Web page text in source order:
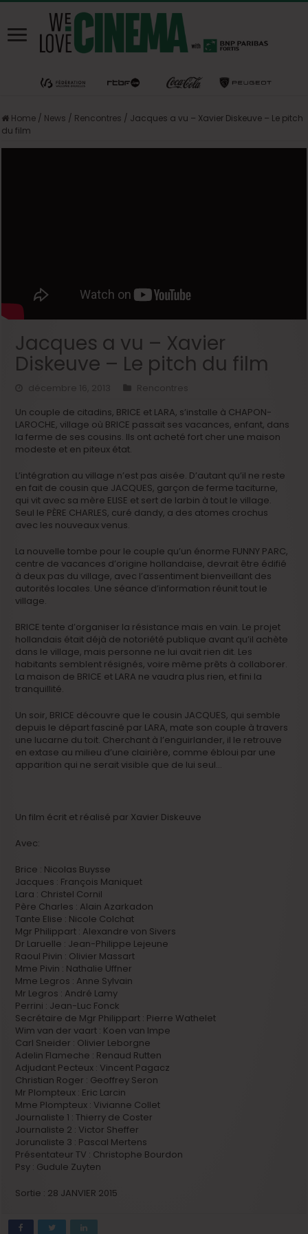
Home / News / Rencontres / Jacques a vu – Xavier Diskeuve – Le pitch
du film
Jacques a vu – Xavier
Diskeuve – Le pitch du film
décembre 16, 2013
Rencontres
Un couple de citadins, BRICE et LARA, s’installe à CHAPON-
LAROCHE, village où BRICE passait ses vacances, enfant, dans
la ferme de ses cousins. Ils ont acheté fort cher une maison
modeste et en piteux état.
L’intégration au village n’est pas aisée. D’autant qu’il ne reste
en fait de cousin que JACQUES, garçon de ferme taciturne,
qui vit avec sa mère ELISE et sert de larbin à tout le village.
Seul le PÈRE CHARLES, curé dandy, a des atomes crochus
avec les nouveaux venus.
La nouvelle tombe pour le couple qu’un énorme FUNNY PARC,
centre de vacances d’origine hollandaise, devrait être édifié
à deux pas du village, avec l’assentiment bienveillant des
autorités locales. Une séance d’information réunit tout le
village.
BRICE tente d’organiser la résistance mais en vain. Le projet
hollandais était déjà de notoriété publique avant qu’il achète
dans le village, mais personne ne lui avait rien dit. Les
habitants semblent résignés, voire même prêts à collaborer.
La maison de BRICE et LARA ne vaudra plus rien, et fini la
tranquillité.
Un soir, BRICE découvre que le cousin JACQUES, qui semble
depuis le départ fasciné par LARA, mate son couple à travers
une lucarne du toit. Cherchant à l’enguirlander, il le retrouve
en extase au milieu d’une clairière, comme ébloui par une
apparition qui ne serait visible que de lui seul…
Un film écrit et réalisé par Xavier Diskeuve
Avec:
Brice : Nicolas Buysse
Jacques : François Maniquet
Lara : Christel Cornil
Père Charles : Alain Azarkadon
Tante Elise : Nicole Colchat
Mgr Philippart : Alexandre von Sivers
Dr Laruelle : Jean-Philippe Lejeune
Raoul Pivin : Olivier Massart
Mme Pivin : Nathalie Uffner
Mme Legros : Anne Sylvain
Mr Legros : André Lamy
Perrini : Jean-Luc Fonck
Secrétaire de Mgr Philippart : Pierre Wathelet
Wim van der vaart : Koen van Impe
Carl Sneider : Olivier Leborgne
Adelin Flameche : Renaud Rutten
Adjudant Pecteux : Vincent Pagacz
Christian Roger : Geoffrey Seron
Mr Plompteux : Eric Larcin
Mme Plompteux : Vivianne Collet
Journaliste 1 : Thierry de Coster
Journaliste 2 : Victor Sheffer
Jorunaliste 3 : Pascal Mertens
Présentateur TV : Christophe Bourdon
Psy : Gudule Zuyten
Sortie : 28 JANVIER 2015